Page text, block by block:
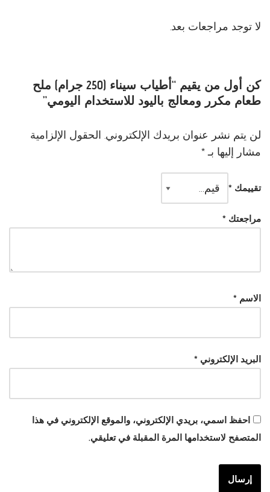
لا توجد مراجعات بعد.
كن أول من يقيم “أطياب سيناء (250 جرام) ملح
طعام مكرر ومعالج باليود للاستخدام اليومي”
لن يتم نشر عنوان بريدك الإلكتروني. الحقول الإلزامية
مشار إليها بـ*
تقييمك *
مراجعتك *
الاسم *
البريد الإلكتروني *
احفظ اسمي، بريدي الإلكتروني، والموقع الإلكتروني في هذا
المتصفح لاستخدامها المرة المقبلة في تعليقي.